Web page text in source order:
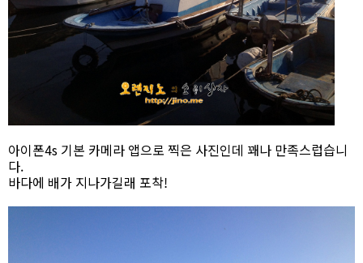
아이폰4s 기본 카메라 앱으로 찍은 사진인데 꽤나 만족스럽습니
다.
바다에 배가 지나가길래 포착!